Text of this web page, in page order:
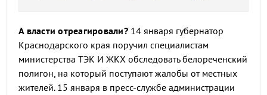
А власти отреагировали? 14 января губернатор
Краснодарского края поручил специалистам
министерства ТЭК И ЖКХ обследовать белореченский
полигон, на который поступают жалобы от местных
жителей. 15 января в пресс-службе администрации